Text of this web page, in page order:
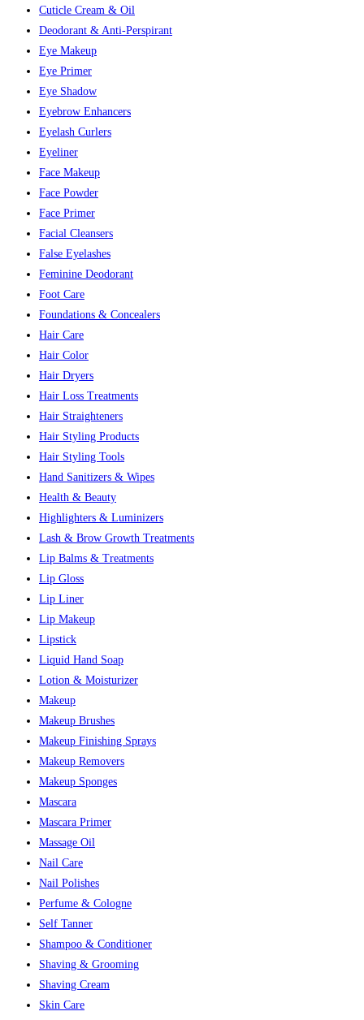
Cuticle Cream & Oil
Deodorant & Anti-Perspirant
Eye Makeup
Eye Primer
Eye Shadow
Eyebrow Enhancers
Eyelash Curlers
Eyeliner
Face Makeup
Face Powder
Face Primer
Facial Cleansers
False Eyelashes
Feminine Deodorant
Foot Care
Foundations & Concealers
Hair Care
Hair Color
Hair Dryers
Hair Loss Treatments
Hair Straighteners
Hair Styling Products
Hair Styling Tools
Hand Sanitizers & Wipes
Health & Beauty
Highlighters & Luminizers
Lash & Brow Growth Treatments
Lip Balms & Treatments
Lip Gloss
Lip Liner
Lip Makeup
Lipstick
Liquid Hand Soap
Lotion & Moisturizer
Makeup
Makeup Brushes
Makeup Finishing Sprays
Makeup Removers
Makeup Sponges
Mascara
Mascara Primer
Massage Oil
Nail Care
Nail Polishes
Perfume & Cologne
Self Tanner
Shampoo & Conditioner
Shaving & Grooming
Shaving Cream
Skin Care